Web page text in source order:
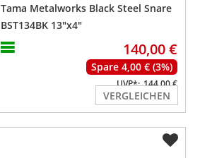
Tama Metalworks Black Steel Snare
BST134BK 13"x4"
140,00 €
Spare 4,00 € (3%)
UVP*: 144,00 €
VERGLEICHEN